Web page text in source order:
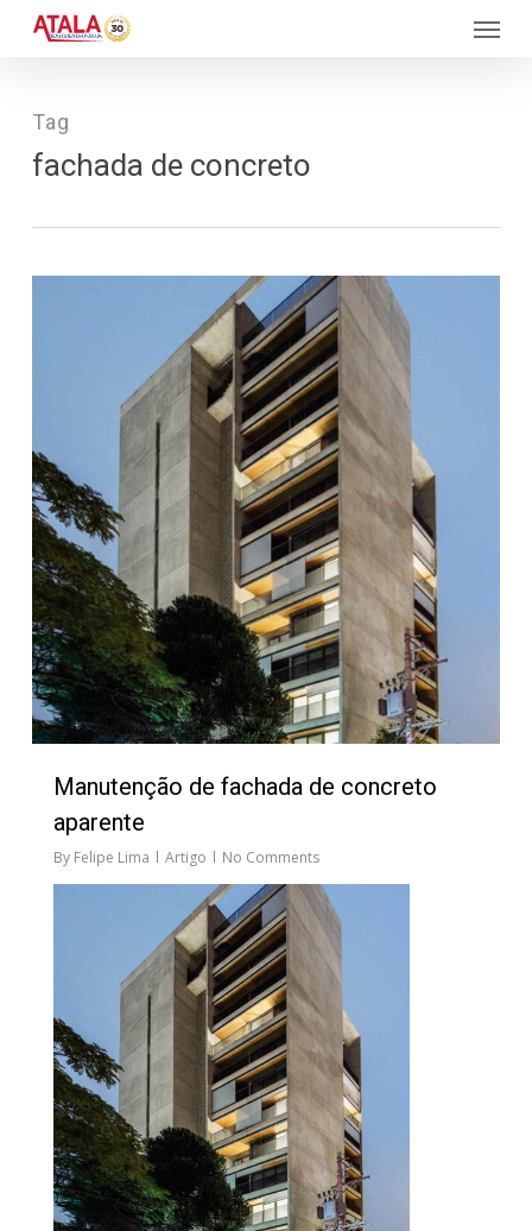
Menu
Tag
fachada de concreto
Manutenção de fachada de concreto
aparente
By Felipe Lima Artigo No Comments
184